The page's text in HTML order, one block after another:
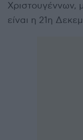
Χριστουγέννων,
είναι η 21η